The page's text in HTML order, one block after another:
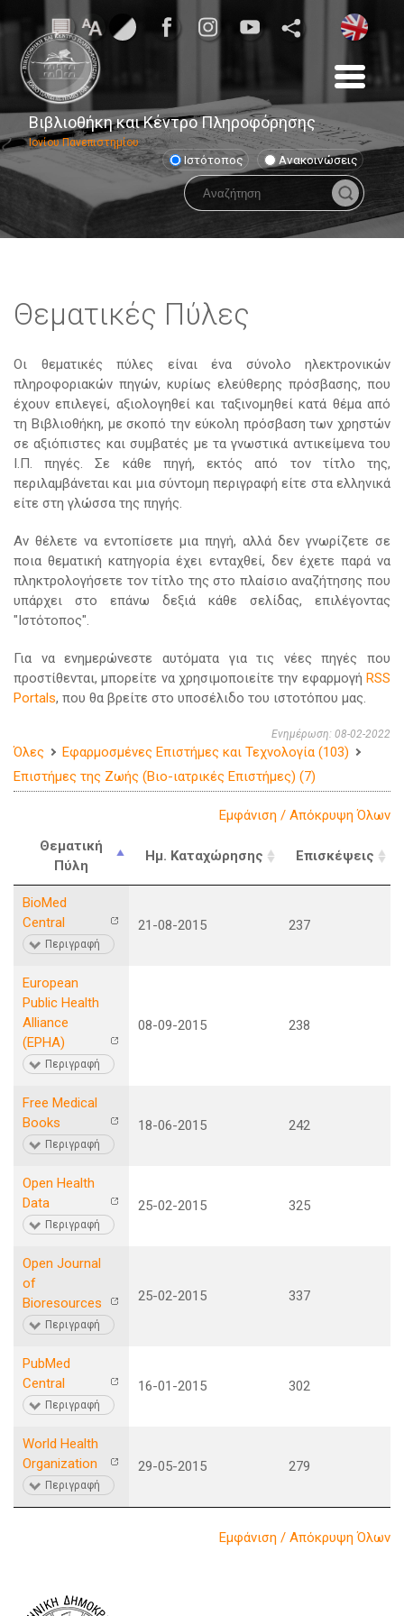
Βιβλιοθήκη και Κέντρο Πληροφόρησης
Ιονίου Πανεπιστημίου
Ιστότοπος Ανακοινώσεις
Θεματικές Πύλες
Οι θεματικές πύλες είναι ένα σύνολο ηλεκτρονικών
πληροφοριακών πηγών, κυρίως ελεύθερης πρόσβασης, που
έχουν επιλεγεί, αξιολογηθεί και ταξινομηθεί κατά θέμα από
τη Βιβλιοθήκη, με σκοπό την εύκολη πρόσβαση των χρηστών
σε αξιόπιστες και συμβατές με τα γνωστικά αντικείμενα του
Ι.Π. πηγές. Σε κάθε πηγή, εκτός από τον τίτλο της,
περιλαμβάνεται και μια σύντομη περιγραφή είτε στα ελληνικά
είτε στη γλώσσα της πηγής.
Αν θέλετε να εντοπίσετε μια πηγή, αλλά δεν γνωρίζετε σε
ποια θεματική κατηγορία έχει ενταχθεί, δεν έχετε παρά να
πληκτρολογήσετε τον τίτλο της στο πλαίσιο αναζήτησης που
υπάρχει στο επάνω δεξιά κάθε σελίδας, επιλέγοντας
"Ιστότοπος".
Για να ενημερώνεστε αυτόματα για τις νέες πηγές που
προστίθενται, μπορείτε να χρησιμοποιείτε την εφαρμογή RSS
Portals, που θα βρείτε στο υποσέλιδο του ιστοτόπου μας.
Ενημέρωση: 08-02-2022
Όλες
Εφαρμοσμένες Επιστήμες και Τεχνολογία (103)
Επιστήμες της Ζωής (Βιο-ιατρικές Επιστήμες) (7)
Εμφάνιση / Απόκρυψη Όλων
Θεματική
Πύλη
Ημ. Καταχώρησης Επισκέψεις
BioMed
Central
Περιγραφή
21-08-2015 237
European
Public Health
Alliance
(EPHA)
Περιγραφή
08-09-2015 238
Free Medical
Books
Περιγραφή
18-06-2015 242
Open Health
Data
Περιγραφή
25-02-2015 325
Open Journal
of
Bioresources
Περιγραφή
25-02-2015 337
PubMed
Central
Περιγραφή
16-01-2015 302
World Health
Organization
Περιγραφή
29-05-2015 279
Εμφάνιση / Απόκρυψη Όλων